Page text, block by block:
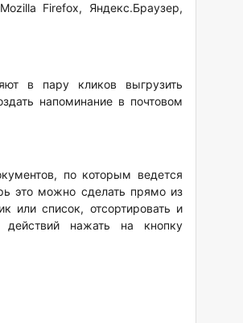
Firefox, Яндекс.Браузер,
в пару кликов выгрузить
напоминание в почтовом
по которым ведется
это можно сделать прямо из
или список, отсортировать и
действий нажать на кнопку